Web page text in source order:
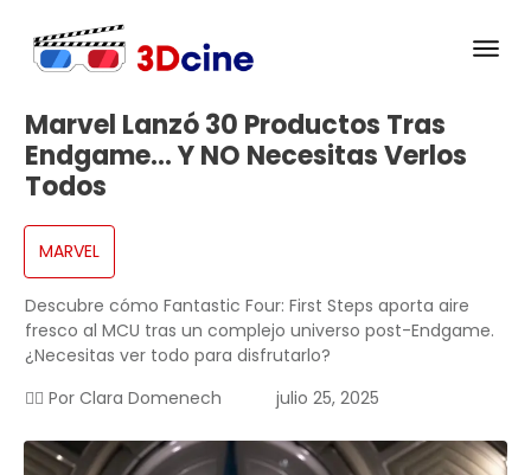
Marvel Lanzó 30 Productos Tras
Endgame… Y NO Necesitas Verlos
Todos
MARVEL
Descubre cómo Fantastic Four: First Steps aporta aire
fresco al MCU tras un complejo universo post-Endgame.
¿Necesitas ver todo para disfrutarlo?
✍🏻 Por Clara Domenech julio 25, 2025